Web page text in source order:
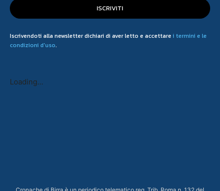
ISCRIVITI
Iscrivendoti alla newsletter dichiari di aver letto e accettare i termini e le
condizioni d'uso.
Loading...